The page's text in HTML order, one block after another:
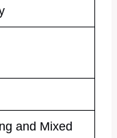
and Mixed